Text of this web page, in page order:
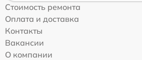
Стоимость ремонта
Оплата и доставка
Контакты
Вакансии
О компании